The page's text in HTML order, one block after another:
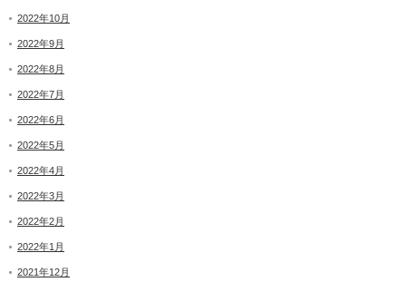
2022年10月
2022年9月
2022年8月
2022年7月
2022年6月
2022年5月
2022年4月
2022年3月
2022年2月
2022年1月
2021年12月